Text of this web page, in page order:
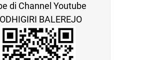
di Channel Youtube
BALEREJO